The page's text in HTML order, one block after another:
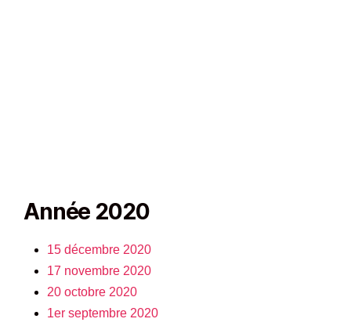
Année 2020
15 décembre 2020
17 novembre 2020
20 octobre 2020
1er septembre 2020